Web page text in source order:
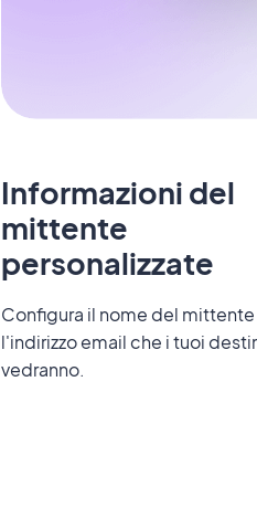
Informazioni del
mittente
personalizzate
Configura il nome del mittente
l'indirizzo email che i tuoi
vedranno.